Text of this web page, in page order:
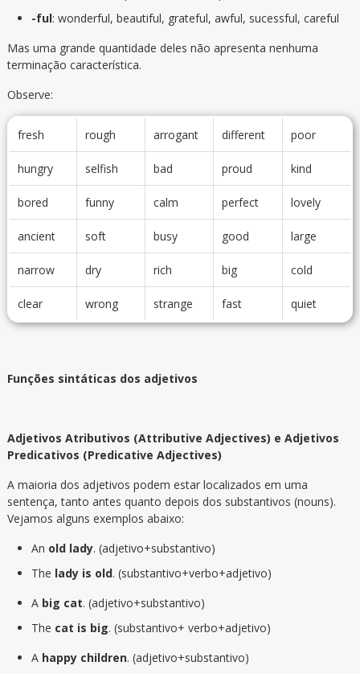
-ful: wonderful, beautiful, grateful, awful, sucessful, careful
Mas uma grande quantidade deles não apresenta nenhuma
terminação característica.
Observe:
fresh rough arrogant different poor
hungry selfish bad proud kind
bored funny calm perfect lovely
ancient soft busy good large
narrow dry rich big cold
clear wrong strange fast quiet
Funções sintáticas dos adjetivos
Adjetivos Atributivos (Attributive Adjectives) e Adjetivos
Predicativos (Predicative Adjectives)
A maioria dos adjetivos podem estar localizados em uma
sentença, tanto antes quanto depois dos substantivos (nouns).
Vejamos alguns exemplos abaixo:
An old lady. (adjetivo+substantivo)
The lady is old. (substantivo+verbo+adjetivo)
A big cat. (adjetivo+substantivo)
The cat is big. (substantivo+ verbo+adjetivo)
A happy children. (adjetivo+substantivo)